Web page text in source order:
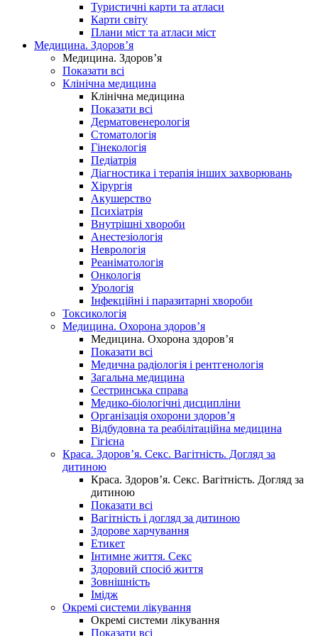
Туристичні карти та атласи
Карти світу
Плани міст та атласи міст
Медицина. Здоров’я
Медицина. Здоров’я
Показати всі
Клінічна медицина
Клінічна медицина
Показати всі
Дерматовенерологія
Стоматологія
Гінекологія
Педіатрія
Діагностика і терапія інших захворювань
Хірургія
Акушерство
Психіатрія
Внутрішні хвороби
Анестезіологія
Неврологія
Реаніматологія
Онкологія
Урологія
Інфекційні і паразитарні хвороби
Токсикологія
Медицина. Охорона здоров’я
Медицина. Охорона здоров’я
Показати всі
Медична радіологія і рентгенологія
Загальна медицина
Сестринська справа
Медико-біологічні дисципліни
Організація охорони здоров’я
Відбудовна та реабілітаційна медицина
Гігієна
Краса. Здоров’я. Секс. Вагітність. Догляд за
дитиною
Краса. Здоров’я. Секс. Вагітність. Догляд за
дитиною
Показати всі
Вагітність і догляд за дитиною
Здорове харчування
Етикет
Інтимне життя. Секс
Здоровий спосіб життя
Зовнішність
Імідж
Окремі системи лікування
Окремі системи лікування
Показати всі